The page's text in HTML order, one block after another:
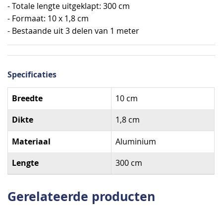
- Totale lengte uitgeklapt: 300 cm
- Formaat: 10 x 1,8 cm
- Bestaande uit 3 delen van 1 meter
Specificaties
Specificaties
Breedte 10 cm
Dikte 1,8 cm
Materiaal Aluminium
Lengte 300 cm
Gerelateerde producten